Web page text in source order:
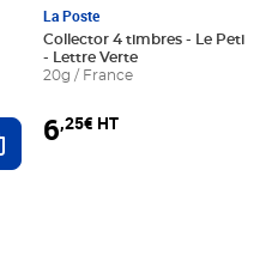
Ajouter au panier
La Poste
Collector 4 timbres - Le Petit
- Lettre Verte
20g / France
6,25€ HT